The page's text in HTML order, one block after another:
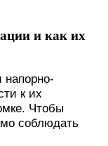
и как их
к их
Чтобы
соблюдать